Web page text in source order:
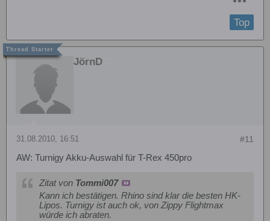
Top
JörnD
#11
31.08.2010, 16:51
AW: Turnigy Akku-Auswahl für T-Rex 450pro
Zitat von Tommi007
Kann ich bestätigen. Rhino sind klar die besten HK-
Lipos. Turnigy ist auch ok, von Zippy Flightmax
würde ich abraten.